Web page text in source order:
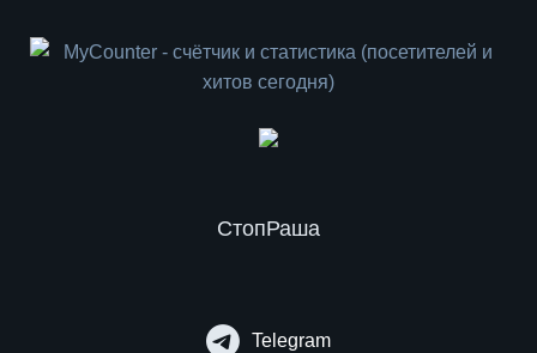
СтопРаша
Telegram